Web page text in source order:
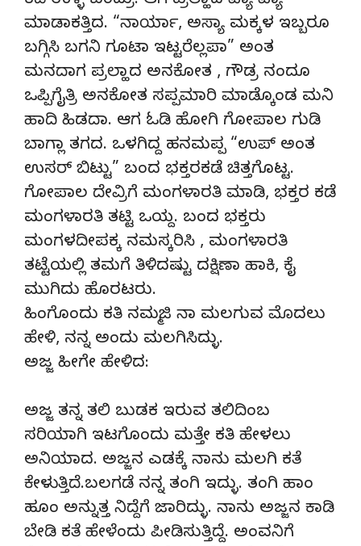
ಮಾಡಾಕತ್ತಿದ. “ನಾರ್ಯಾ, ಅಸ್ಯಾ ಮಕ್ಕಳ ಇಬ್ಬರೂ
ಬಗ್ಗಿಸಿ ಬಗನಿ ಗೂಟಾ ಇಟ್ಟರೆಲ್ಲಪಾ” ಅಂತ
ಮನದಾಗ ಪ್ರಲ್ಹಾದ ಅನಕೋತ , ಗೌಡ್ರ ನಂದೂ
ಒಪ್ಪಿಗೈತ್ರಿ ಅನಕೋತ ಸಪ್ಪಮಾರಿ ಮಾಡ್ಕೊಂಡ ಮನಿ
ಹಾದಿ ಹಿಡದಾ. ಆಗ ಓಡಿ ಹೋಗಿ ಗೋಪಾಲ ಗುಡಿ
ಬಾಗ್ಲಾ ತಗದ. ಒಳಗಿದ್ದ ಹನಮಪ್ಪ “ಉಪ್‌ ಅಂತ
ಉಸರ್‌ ಬಿಟ್ಟು” ಬಂದ ಭಕ್ತರಕಡೆ ಚಿತ್ತಗೊಟ್ಟ.
ಗೋಪಾಲ ದೇವ್ರಿಗೆ ಮಂಗಳಾರತಿ ಮಾಡಿ, ಭಕ್ತರ ಕಡೆ
ಮಂಗಳಾರತಿ ತಟ್ಟಿ ಒಯ್ದ. ಬಂದ ಭಕ್ತರು
ಮಂಗಳದೀಪಕ್ಕ ನಮಸ್ಕರಿಸಿ , ಮಂಗಳಾರತಿ
ತಟ್ಟೆಯಲ್ಲಿ ತಮಗೆ ತಿಳಿದಷ್ಟು ದಕ್ಷಿಣಾ ಹಾಕಿ, ಕೈ
ಮುಗಿದು ಹೊರಟರು.
ಹಿಂಗೊಂದು ಕತಿ ನಮ್ಮಜಿ ನಾ ಮಲಗುವ ಮೊದಲು
ಹೇಳಿ, ನನ್ನ ಅಂದು ಮಲಗಿಸಿದ್ಳು.
ಅಜ್ಜ ಹೀಗೇ ಹೇಳಿದ:
ಅಜ್ಜ ತನ್ನ ತಲಿ ಬುಡಕ ಇರುವ ತಲಿದಿಂಬ
ಸರಿಯಾಗಿ ಇಟಗೊಂದು ಮತ್ತೇ ಕತಿ ಹೇಳಲು
ಅನಿಯಾದ. ಅಜ್ಜನ ಎಡಕ್ಕೆ ನಾನು ಮಲಗಿ ಕತೆ
ಕೇಳುತ್ತಿದೆ.ಬಲಗಡೆ ನನ್ನ ತಂಗಿ ಇದ್ಳು. ತಂಗಿ ಹಾಂ
ಹೂಂ ಅನ್ನುತ್ತ ನಿದ್ದೆಗೆ ಜಾರಿದ್ಳು. ನಾನು ಅಜ್ಜನ ಕಾಡಿ
ಬೇಡಿ ಕತೆ ಹೇಳೆಂದು ಪೀಡಿಸುತ್ತಿದ್ದೆ. ಅಂವನಿಗೆ